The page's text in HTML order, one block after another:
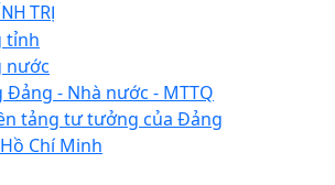
TRỊ
tỉnh
nước
Đảng - Nhà nước - MTTQ
tảng tư tưởng của Đảng
Chí Minh